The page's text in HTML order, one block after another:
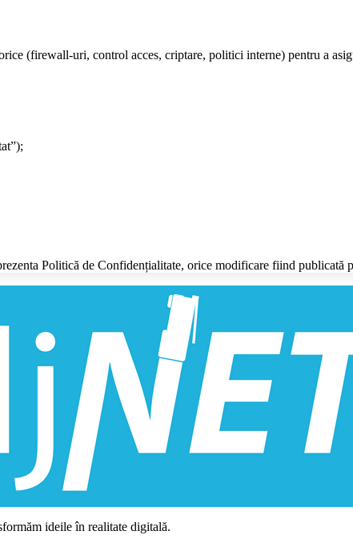
(firewall-uri, control acces, criptare, politici interne) pentru a
Politică de Confidențialitate, orice modificare fiind publicată
ideile în realitate digitală.